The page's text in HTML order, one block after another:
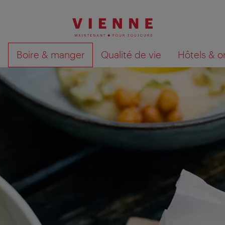
Boire & manger Qualité de vie Hôtels &
Afficher les résultats de la recherche sur la